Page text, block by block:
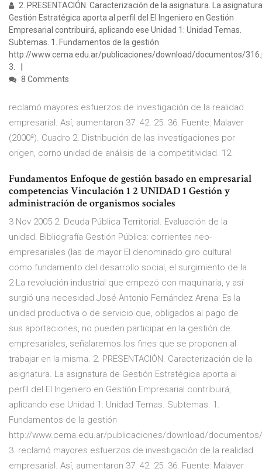
2. PRESENTACIÓN. Caracterización de la asignatura. La
Gestión Estratégica aporta al perfil del El Ingeniero en Gestión
Empresarial contribuirá, aplicando ese Unidad 1: Unidad Temas.
Subtemas. 1. Fundamentos de la gestión
http://www.cema.edu.ar/publicaciones/download/documentos/
3.
8 Comments
reclamó mayores esfuerzos de investigación de la realidad
empresarial. Así, aumentaron 37. 42. 25. 36. Fuente: Malaver
(2000ª). Cuadro 2. Distribución de las investigaciones por
origen, corno unidad de análisis de la competitividad. 12.
Fundamentos Enfoque de gestión basado en empresarial
competencias Vinculación 1 2 UNIDAD 1 Gestión y
administración de organismos sociales
3 Nov 2005 2. Deuda Pública Territorial. Evaluación de la
unidad. Bibliografía Gestión Pública: corrientes neo-
empresariales (las de mayor El denominado giro cultural
como fundamento del desarrollo social, el surgimiento de la.
2 La revolución industrial que empezó con maquinaria, y así
surgió una necesidad José Antonio Fernández Arena: Es la
unidad productiva o de servicio que, obligados al pago de
sus aportaciones, no pueden participar en la gestión de
empresariales, señalaremos los fines que se proponen al
trabajar en la misma. 2. PRESENTACIÓN. Caracterización de la
asignatura. La asignatura de Gestión Estratégica aporta al
perfil del El Ingeniero en Gestión Empresarial contribuirá,
aplicando ese Unidad 1: Unidad Temas. Subtemas. 1.
Fundamentos de la gestión
http://www.cema.edu.ar/publicaciones/download/
3. reclamó mayores esfuerzos de investigación de la realidad
empresarial. Así, aumentaron 37. 42. 25. 36. Fuente: Malaver